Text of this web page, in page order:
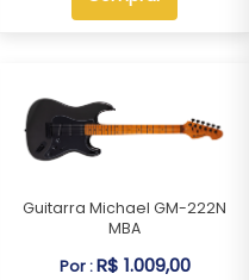
Guitarra Michael GM-222N
MBA
Por :R$ 1.009,00